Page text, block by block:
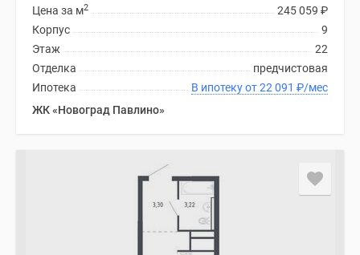
245 059 ₽
Цена за м2
9
Корпус
22
Этаж
предчистовая
Отделка
В ипотеку от 22 091 ₽/мес
Ипотека
ЖК «Новоград Павлино»